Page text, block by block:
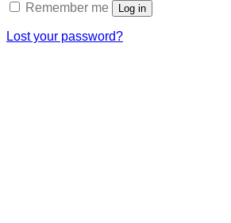
Remember me Log in
Lost your password?